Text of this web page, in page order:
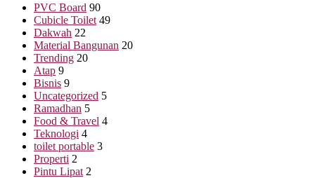
PVC Board 90
Cubicle Toilet 49
Dakwah 22
Material Bangunan 20
Trending 20
Atap 9
Bisnis 9
Uncategorized 5
Ramadhan 5
Food & Travel 4
Teknologi 4
toilet portable 3
Properti 2
Pintu Lipat 2